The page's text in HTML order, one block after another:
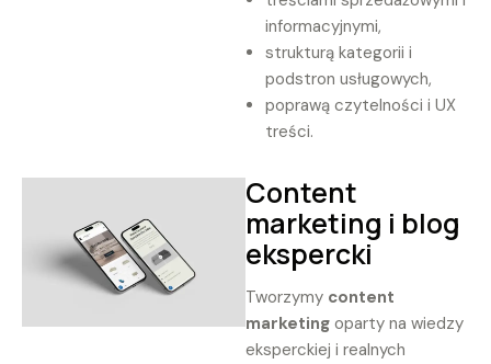
informacyjnymi,
strukturą kategorii i
podstron usługowych,
poprawą czytelności i UX
treści.
Content
marketing i blog
ekspercki
Tworzymy content
marketing oparty na wiedzy
eksperckiej i realnych